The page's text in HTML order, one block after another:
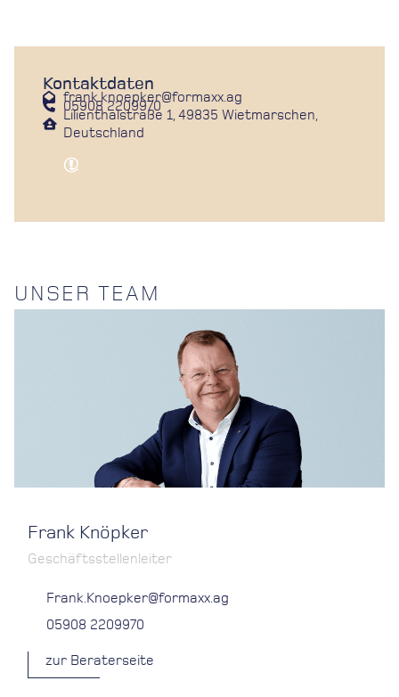
Kontaktdaten
frank.knoepker@formaxx.ag
05908 2209970
Lilienthalstraße 1, 49835 Wietmarschen,
Deutschland
UNSER TEAM
Frank Knöpker
Geschäftsstellenleiter
Frank.Knoepker@formaxx.ag
05908 2209970
zur Beraterseite